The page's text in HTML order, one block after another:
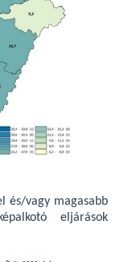
és/vagy magasabb
eljárások